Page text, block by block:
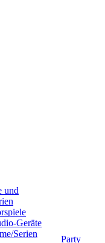
und
Geräte
Serien
Party